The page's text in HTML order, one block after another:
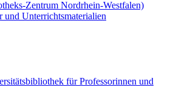
Zentrum Nordrhein-Westfalen)
und Unterrichtsmaterialien
für Professorinnen und